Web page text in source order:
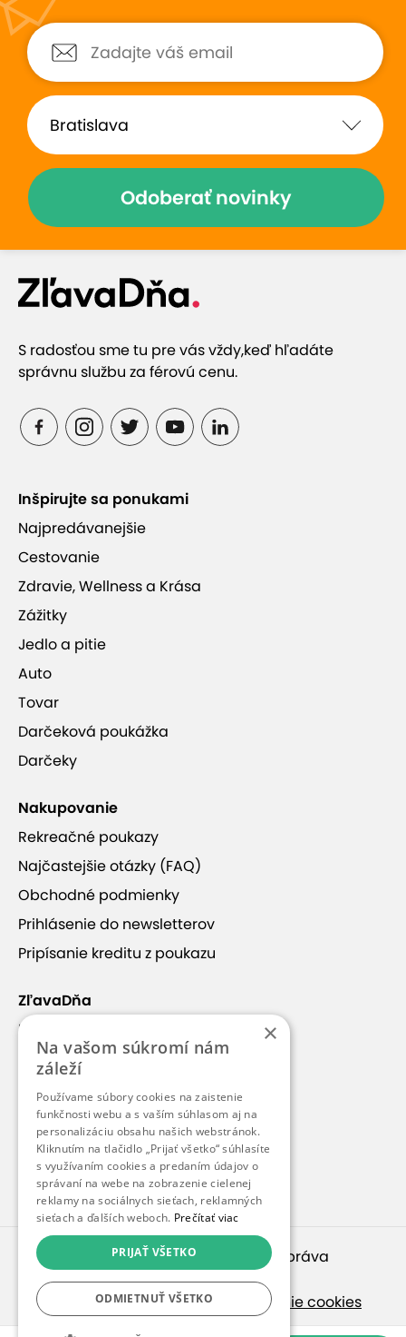
Odoberať novinky
S radosťou sme tu pre vás vždy,keď hľadáte
správnu službu za férovú cenu.
Inšpirujte sa ponukami
Najpredávanejšie
Cestovanie
Zdravie, Wellness a Krása
Zážitky
Jedlo a pitie
Auto
Tovar
Darčeková poukážka
Darčeky
Nakupovanie
Rekreačné poukazy
Najčastejšie otázky (FAQ)
Obchodné podmienky
Prihlásenie do newsletterov
Pripísanie kreditu z poukazu
ZľavaDňa
Náš príbeh
Kontakt
Kariéra
Blog
Pre médiá
Pre partnerov
© 2010 – 2026inspirago s. r. o.
. Všetky práva
vyhradené.
Ochrana osobných údajov|
Nastavenie cookies
×
Na vašom súkromí nám
záleží
Používame súbory cookies na zaistenie
funkčnosti webu a s vaším súhlasom aj na
personalizáciu obsahu našich webstránok.
Kliknutím na tlačidlo „Prijať všetko“ súhlasíte
s využívaním cookies a predaním údajov o
správaní na webe na zobrazenie cielenej
reklamy na sociálnych sieťach, reklamných
sieťach a ďalších weboch. Prečítať viac
PRIJAŤ VŠETKO
ODMIETNUŤ VŠETKO